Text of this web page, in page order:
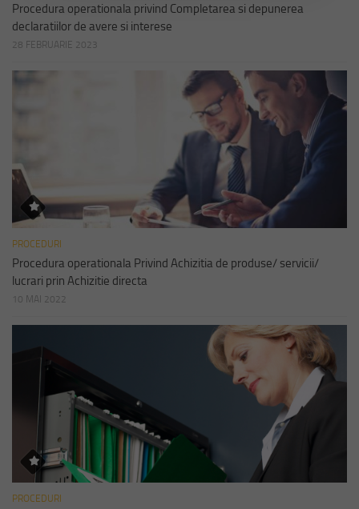
Procedura operationala privind Completarea si depunerea
declaratiilor de avere si interese
28 FEBRUARIE 2023
PROCEDURI
Procedura operationala Privind Achizitia de produse/ servicii/
lucrari prin Achizitie directa
10 MAI 2022
PROCEDURI